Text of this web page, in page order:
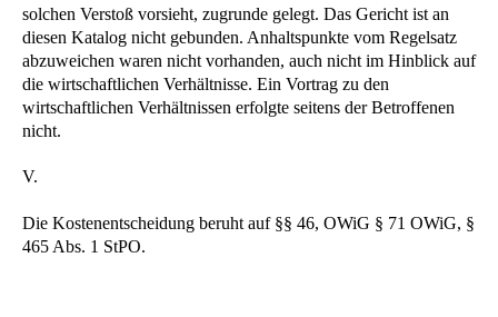
solchen Verstoß vorsieht, zugrunde gelegt. Das Gericht ist an
diesen Katalog nicht gebunden. Anhaltspunkte vom Regelsatz
abzuweichen waren nicht vorhanden, auch nicht im Hinblick auf
die wirtschaftlichen Verhältnisse. Ein Vortrag zu den
wirtschaftlichen Verhältnissen erfolgte seitens der Betroffenen
nicht.
V.
Die Kostenentscheidung beruht auf §§ 46, OWiG § 71 OWiG, §
465 Abs. 1 StPO.